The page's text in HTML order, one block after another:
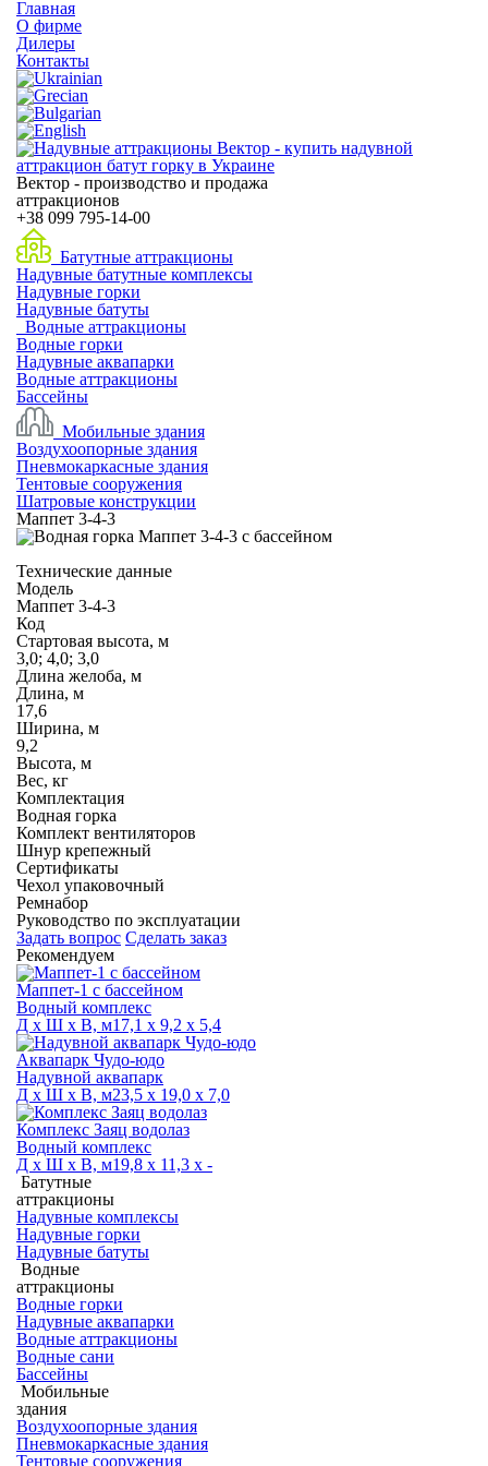
Главная
О фирме
Дилеры
Контакты
Вектор - производство и продажа
аттракционов
+38 099 795-14-00
Батутные аттракционы
Надувные батутные комплексы
Надувные горки
Надувные батуты
Водные аттракционы
Водные горки
Надувные аквапарки
Водные аттракционы
Бассейны
Мобильные здания
Воздухоопорные здания
Пневмокаркасные здания
Тентовые сооружения
Шатровые конструкции
Маппет 3-4-3
Технические данные
Модель
Маппет 3-4-3
Код
Стартовая высота, м
3,0; 4,0; 3,0
Длина желоба, м
Длина, м
17,6
Ширина, м
9,2
Высота, м
Вес, кг
Комплектация
Водная горка
Комплект вентиляторов
Шнур крепежный
Сертификаты
Чехол упаковочный
Ремнабор
Руководство по эксплуатации
Задать вопрос Сделать заказ
Рекомендуем
Маппет-1 с бассейном
Водный комплекс
Д х Ш х В, м17,1 х 9,2 х 5,4
Аквапарк Чудо-юдо
Надувной аквапарк
Д х Ш х В, м23,5 х 19,0 х 7,0
Комплекс Заяц водолаз
Водный комплекс
Д х Ш х В, м19,8 х 11,3 х -
Батутные
аттракционы
Надувные комплексы
Надувные горки
Надувные батуты
Водные
аттракционы
Водные горки
Надувные аквапарки
Водные аттракционы
Водные сани
Бассейны
Мобильные
здания
Воздухоопорные здания
Пневмокаркасные здания
Тентовые сооружения